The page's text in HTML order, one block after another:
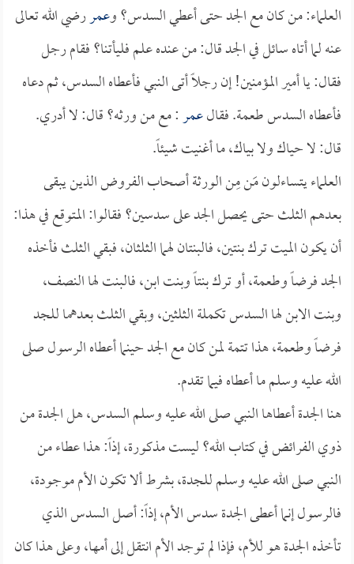
العلماء: من كان مع الجد حتى أعطي السدس؟ وعمررضي الله تعالى
عنه لما أتاه سائل في الجد قال: من عنده علم فليأتنا؟ فقام رجل
فقال: يا أمير المؤمنين! إن رجلاً أتى النبي فأعطاه السدس، ثم دعاه
فأعطاه السدس طعمة. فقالعمر: مع من ورثه؟ قال: لا أدري.
قال: لا حياك ولا بياك، ما أغنيت شيئاً.
العلماء يتساءلون مَن مِن الورثة أصحاب الفروض الذين يبقى
بعدهم الثلث حتى يحصل الجد على سدسين؟ فقالوا: المتوقع في هذا:
أن يكون الميت ترك بنتين، فالبنتان لهما الثلثان، فبقي الثلث فأخذه
الجد فرضاً وطعمة، أو ترك بنتاً وبنت ابن، فالبنت لها النصف،
وبنت الابن لها السدس تكملة الثلثين، وبقي الثلث بعدهما للجد
فرضاً وطعمة، هذا تتمة لمن كان مع الجد حينما أعطاه الرسول صلى
الله عليه وسلم ما أعطاه فيما تقدم.
هنا الجدة أعطاها النبي صلى الله عليه وسلم السدس، هل الجدة من
ذوي الفرائض في كتاب الله؟ ليست مذكورة، إذاً: هذا عطاء من
النبي صلى الله عليه وسلم للجدة، بشرط ألا تكون الأم موجودة،
فالرسول إنما أعطى الجدة سدس الأم، إذاً: أصل السدس الذي
تأخذه الجدة هو للأم، فإذا لم توجد الأم انتقل إلى أمها، وعلى هذا كان